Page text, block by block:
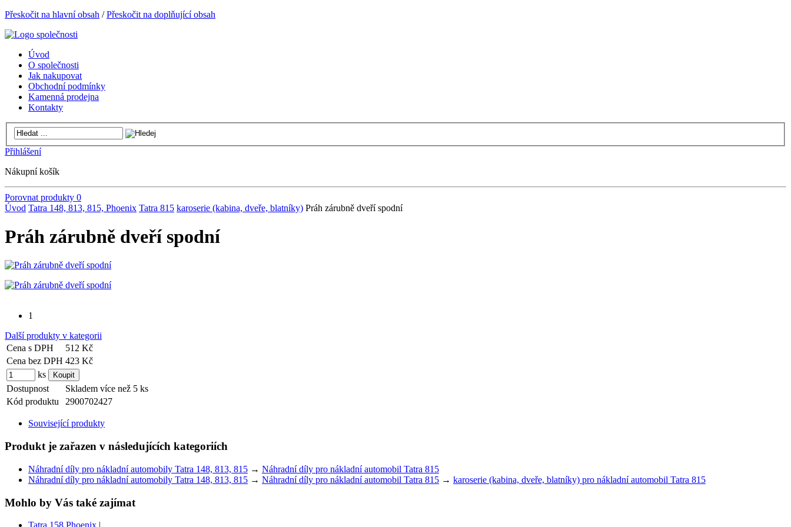
Přeskočit na hlavní obsah /Přeskočit na doplňující obsah
Úvod
O společnosti
Jak nakupovat
Obchodní podmínky
Kamenná prodejna
Kontakty
Přihlášení
Nákupní košík
Porovnat produkty 0
Úvod Tatra 148, 813, 815, Phoenix Tatra 815 karoserie (kabina, dveře, blatníky) Práh zárubně dveří spodní
Práh zárubně dveří spodní
1
Další produkty v kategorii
Cena s DPH
512 Kč
Cena bez DPH 423 Kč
ks
Dostupnost
Skladem více než 5 ks
Kód produktu
2900702427
Související produkty
Produkt je zařazen v následujících kategoriích
Náhradní díly pro nákladní automobily Tatra 148, 813, 815 → Náhradní díly pro nákladní automobil Tatra 815
Náhradní díly pro nákladní automobily Tatra 148, 813, 815 → Náhradní díly pro nákladní automobil Tatra 815 → karoserie (kabina, dveře, blatníky) pro nákladní automobil Tatra 815
Mohlo by Vás také zajímat